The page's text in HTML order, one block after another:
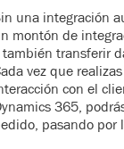
una integración
montón de
también transferir
vez que
con el
365,
pasando por